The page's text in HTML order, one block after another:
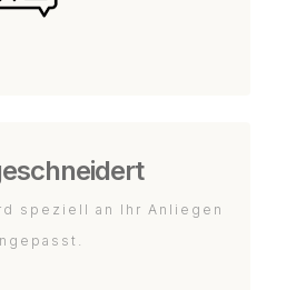
speziell an Ihr Anliegen